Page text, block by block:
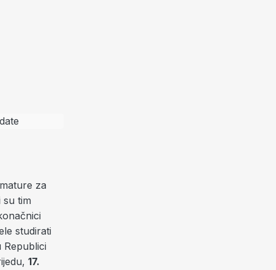
za
su tim
studirati
Republici
17.